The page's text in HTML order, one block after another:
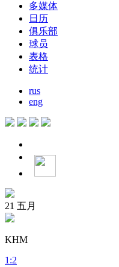
多媒体
日历
俱乐部
球员
表格
统计
rus
eng
21 五月
KHM
1 :2